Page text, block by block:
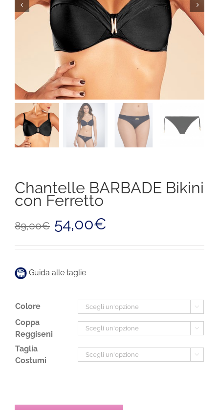
Chantelle BARBADE Bikini
con Ferretto
89,00€ prezzo
era:
54,00€
è:
Guida alle taglie
Colore 
Coppa
Reggiseni

Taglia
Costumi
